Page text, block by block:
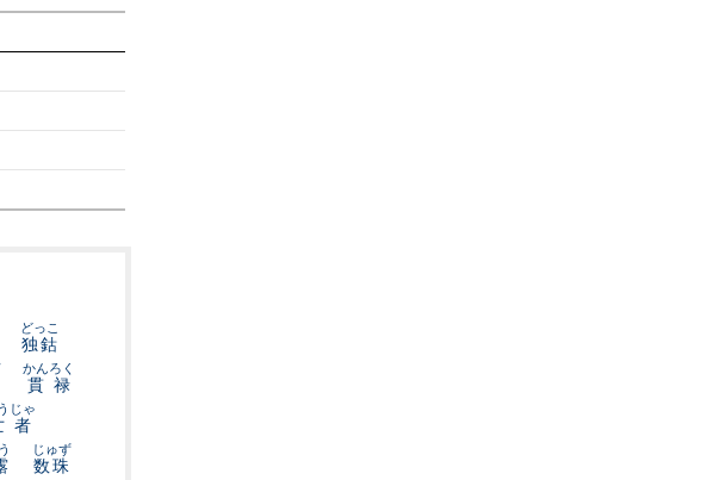
独鈷
どっこ
貫禄
かんろく
者
じゃ
数珠
じゅず